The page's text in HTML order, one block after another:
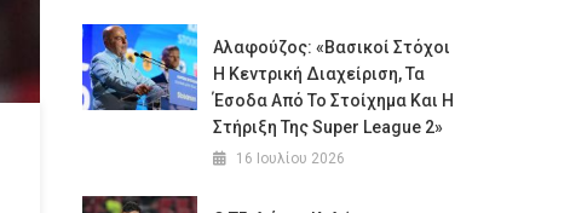
Αλαφούζος: «Βασικοί Στόχοι
Η Κεντρική Διαχείριση, Τα
Έσοδα Από Το Στοίχημα Και Η
Στήριξη Της Super League 2»
16 Ιουλίου 2026